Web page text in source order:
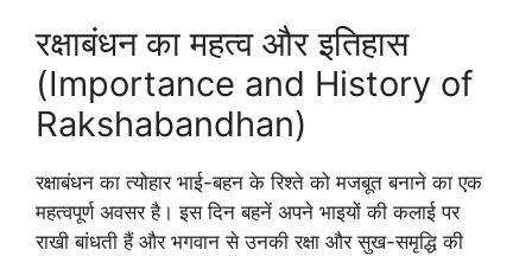
रक्षाबंधन का महत्व और इतिहास
(Importance and History of
Rakshabandhan)
रक्षाबंधन का त्योहार भाई-बहन के रिश्ते को मजबूत बनाने का एक
महत्वपूर्ण अवसर है। इस दिन बहनें अपने भाइयों की कलाई पर
राखी बांधती हैं और भगवान से उनकी रक्षा और सुख-समृद्धि की